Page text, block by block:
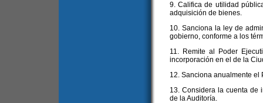
9. Califica de utilidad
adquisición de bienes.
10. Sanciona la ley de
gobierno, conforme a los
11. Remite al Poder
incorporación en el de la
12. Sanciona anualmente el
13. Considera la cuenta de
de la Auditoría.